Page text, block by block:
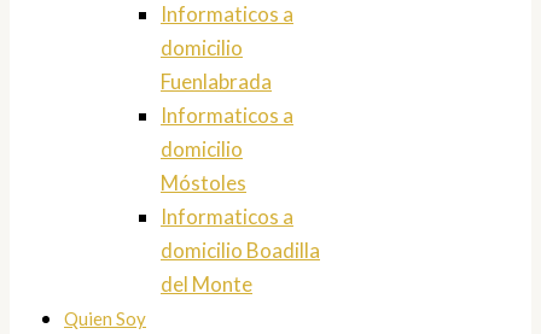
Informaticos a
domicilio
Fuenlabrada
Informaticos a
domicilio
Móstoles
Informaticos a
domicilio Boadilla
del Monte
Quien Soy